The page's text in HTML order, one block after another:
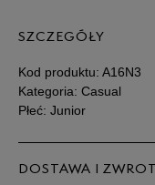
35,5 22 cm
36 22,5 cm
SZCZEGÓŁY
Kod produktu: A16N3
Kategoria: Casual
Płeć: Junior
DOSTAWA I ZWROT